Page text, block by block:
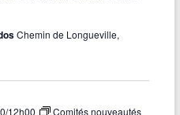
Chemin de Longueville,
/12h00
Comités nouveautés